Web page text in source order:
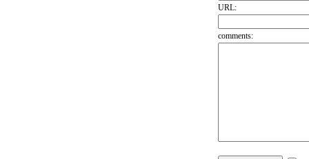
URL:
comments: